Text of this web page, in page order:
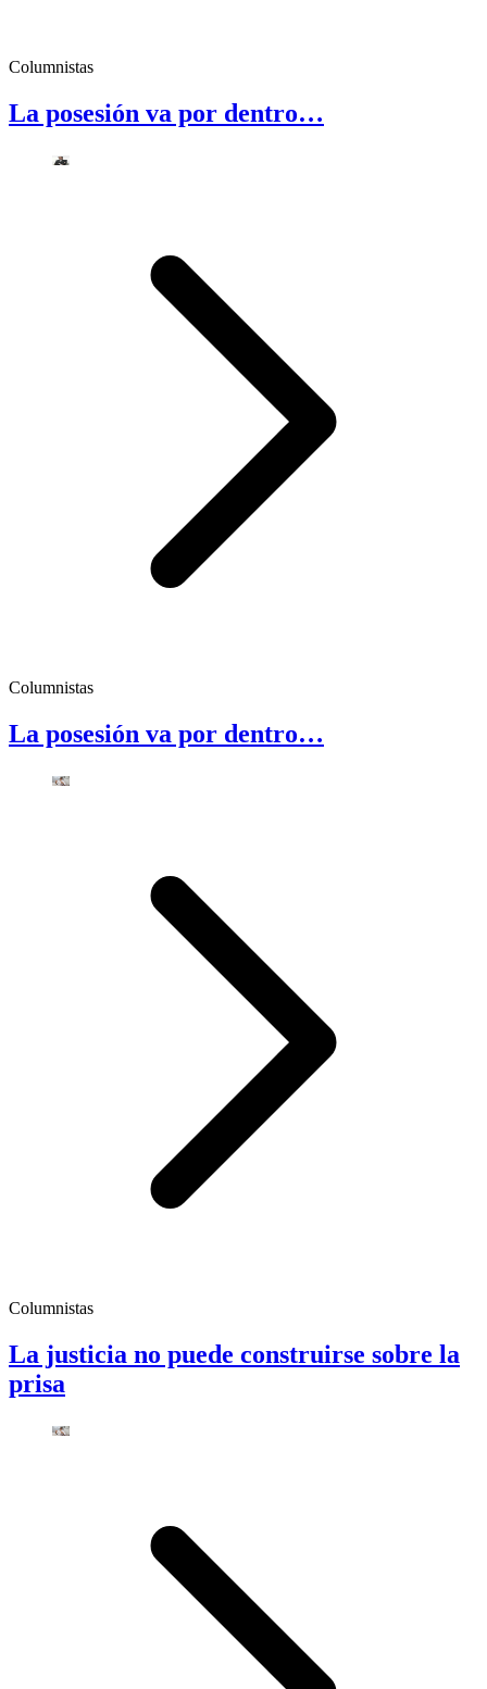
Columnistas
La posesión va por dentro…
Columnistas
La posesión va por dentro…
Columnistas
La justicia no puede construirse sobre la
prisa